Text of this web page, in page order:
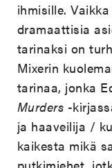
ihmisille.
dramaattisia
tarinaksi on
Mixerin
tarinaa, jonka
Murders -
ja haaveilija /
kaikesta mikä